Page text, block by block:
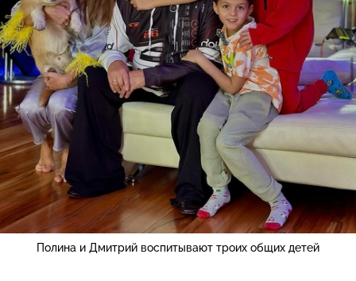
Полина и Дмитрий воспитывают троих общих детей